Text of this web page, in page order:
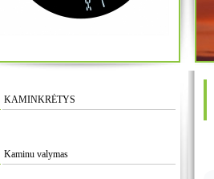
KAMINKRĖTYS
Kaminu valymas